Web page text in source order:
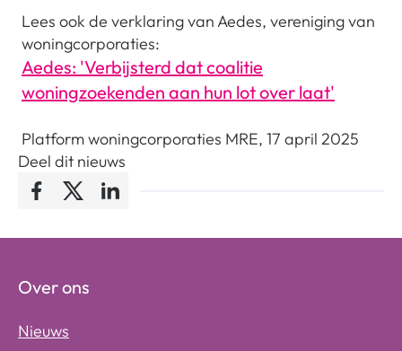
Lees ook de verklaring van Aedes, vereniging van
woningcorporaties:
Aedes: 'Verbijsterd dat coalitie
woningzoekenden aan hun lot over laat'
Platform woningcorporaties MRE, 17 april 2025
Deel dit nieuws
Facebook
TwitterLinkedIn
Over ons
Nieuws